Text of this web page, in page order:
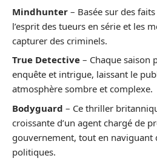
Mindhunter – Basée sur des
l’esprit des tueurs en série et les
capturer des criminels.
True Detective – Chaque saison
enquête et intrigue, laissant le
atmosphère sombre et complexe.
Bodyguard – Ce thriller
croissante d’un agent chargé de
gouvernement, tout en naviguant
politiques.